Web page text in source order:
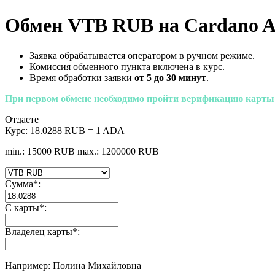
Обмен VTB RUB на Cardano
Заявка обрабатывается оператором в ручном режиме.
Комиссия обменного пункта включена в курс.
Время обработки заявки от 5 до 30 минут.
При первом обмене необходимо пройти верификацию
Отдаете
Курс: 18.0288 RUB = 1 ADA
min.: 15000 RUB max.: 1200000 RUB
Сумма*:
С карты*:
Владелец карты*:
Например: Полина Михайловна